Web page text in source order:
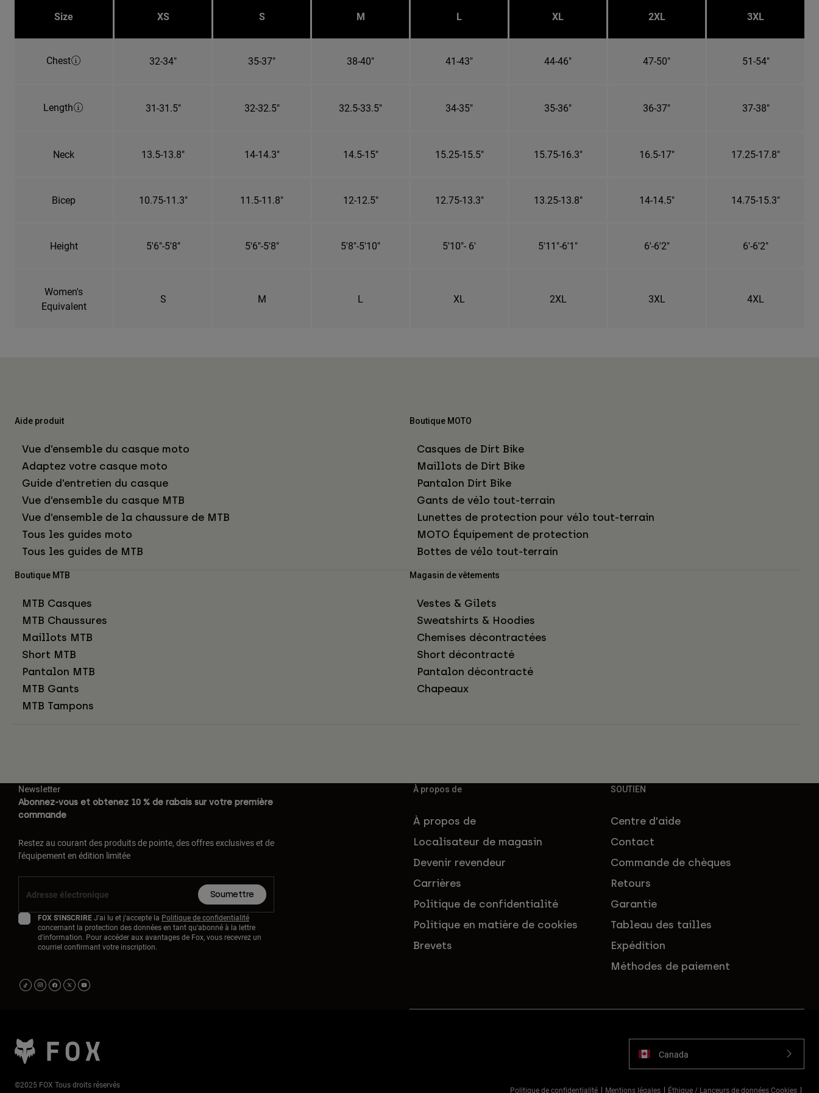
Size XS S M L XL 2XL 3XL
Chest 32-34" 35-37" 38-40" 41-43" 44-46" 47-50" 51-54"
Length 31-31.5" 32-32.5" 32.5-33.5" 34-35" 35-36" 36-37" 37-38"
Neck 13.5-13.8" 14-14.3" 14.5-15" 15.25-15.5" 15.75-16.3" 16.5-17" 17.25-17.8"
Bicep 10.75-11.3" 11.5-11.8" 12-12.5" 12.75-13.3" 13.25-13.8" 14-14.5" 14.75-15.3"
Height 5'6"-5'8" 5'6"-5'8" 5'8"-5'10" 5'10"- 6' 5'11"-6'1" 6'-6'2" 6'-6'2"
Women's
Equivalent
S M L XL 2XL 3XL 4XL
Aide produit
Vue d’ensemble du casque moto
Adaptez votre casque moto
Guide d’entretien du casque
Vue d’ensemble du casque MTB
Vue d’ensemble de la chaussure de MTB
Tous les guides moto
Tous les guides de MTB
Boutique MOTO
Casques de Dirt Bike
Maillots de Dirt Bike
Pantalon Dirt Bike
Gants de vélo tout-terrain
Lunettes de protection pour vélo tout-terrain
MOTO Équipement de protection
Bottes de vélo tout-terrain
Boutique MTB
MTB Casques
MTB Chaussures
Maillots MTB
Short MTB
Pantalon MTB
MTB Gants
MTB Tampons
Magasin de vêtements
Vestes & Gilets
Sweatshirts & Hoodies
Chemises décontractées
Short décontracté
Pantalon décontracté
Chapeaux
Newsletter
Abonnez-vous et obtenez 10 % de rabais sur votre première
commande
Restez au courant des produits de pointe, des offres exclusives et de
l'équipement en édition limitée
Soumettre
FOX S'INSCRIREJ'ai lu et j'accepte la Politique de confidentialité
concernant la protection des données en tant qu'abonné à la lettre
d'information. Pour accéder aux avantages de Fox, vous recevrez un
courriel confirmant votre inscription.
À propos de
À propos de
Localisateur de magasin
Devenir revendeur
Carrières
Politique de confidentialité
Politique en matière de cookies
Brevets
SOUTIEN
Centre d'aide
Contact
Commande de chèques
Retours
Garantie
Tableau des tailles
Expédition
Méthodes de paiement
Canada
Politique de confidentialité Mentions légales Éthique / Lanceurs de données Cookies
©2025 FOX Tous droits réservés